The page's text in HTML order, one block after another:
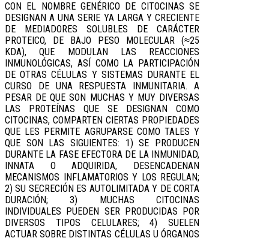
CON EL NOMBRE GENÉRICO DE CITOCINAS SE
DESIGNAN A UNA SERIE YA LARGA Y CRECIENTE
DE MEDIADORES SOLUBLES DE CARÁCTER
PROTEICO, DE BAJO PESO MOLECULAR (≈25
KDA), QUE MODULAN LAS REACCIONES
INMUNOLÓGICAS, ASÍ COMO LA PARTICIPACIÓN
DE OTRAS CÉLULAS Y SISTEMAS DURANTE EL
CURSO DE UNA RESPUESTA INMUNITARIA. A
PESAR DE QUE SON MUCHAS Y MUY DIVERSAS
LAS PROTEÍNAS QUE SE DESIGNAN COMO
CITOCINAS, COMPARTEN CIERTAS PROPIEDADES
QUE LES PERMITE AGRUPARSE COMO TALES Y
QUE SON LAS SIGUIENTES: 1) SE PRODUCEN
DURANTE LA FASE EFECTORA DE LA INMUNIDAD,
INNATA O ADQUIRIDA, DESENCADENAN
MECANISMOS INFLAMATORIOS Y LOS REGULAN;
2) SU SECRECIÓN ES AUTOLIMITADA Y DE CORTA
DURACIÓN; 3) MUCHAS CITOCINAS
INDIVIDUALES PUEDEN SER PRODUCIDAS POR
DIVERSOS TIPOS CELULARES; 4) SUELEN
ACTUAR SOBRE DISTINTAS CÉLULAS U ÓRGANOS